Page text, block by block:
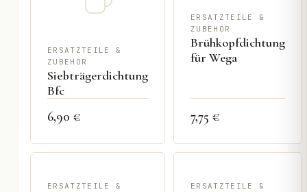
ERSATZTEILE &
ZUBEHÖR
Siebträgerdichtung
Bfc
6,90 €
ERSATZTEILE &
ZUBEHÖR
Brühkopfdichtung
für Wega
7,75 €
ERSATZTEILE &
ERSATZTEILE &